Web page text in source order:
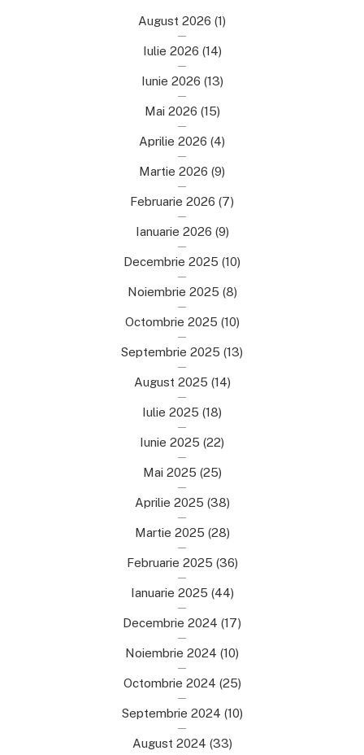
August 2026 (1)
Iulie 2026 (14)
Iunie 2026 (13)
Mai 2026 (15)
Aprilie 2026 (4)
Martie 2026 (9)
Februarie 2026 (7)
Ianuarie 2026 (9)
Decembrie 2025 (10)
Noiembrie 2025 (8)
Octombrie 2025 (10)
Septembrie 2025 (13)
August 2025 (14)
Iulie 2025 (18)
Iunie 2025 (22)
Mai 2025 (25)
Aprilie 2025 (38)
Martie 2025 (28)
Februarie 2025 (36)
Ianuarie 2025 (44)
Decembrie 2024 (17)
Noiembrie 2024 (10)
Octombrie 2024 (25)
Septembrie 2024 (10)
August 2024 (33)